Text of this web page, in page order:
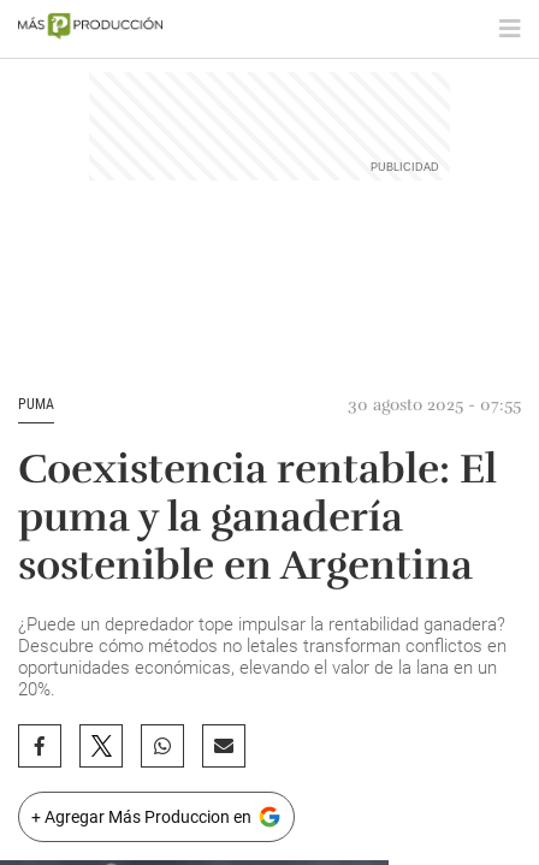
PUMA 30 agosto 2025 - 07:55
Coexistencia rentable: El
puma y la ganadería
sostenible en Argentina
¿Puede un depredador tope impulsar la rentabilidad ganadera?
Descubre cómo métodos no letales transforman conflictos en
oportunidades económicas, elevando el valor de la lana en un
20%.
+ Agregar Más Produccion en